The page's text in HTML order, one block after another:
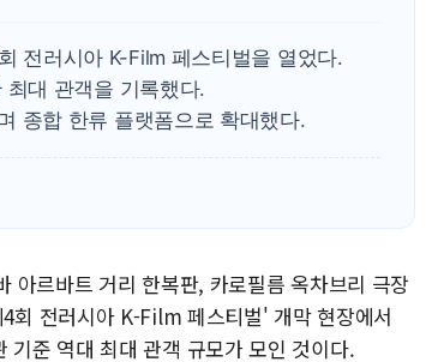
티엠씨, 220억원
전러시아 K-Film 페스티벌을 열었다.
대 관객을 기록했다.
종합 한류 플랫폼으로 확대했다.
아르바트 거리 한복판, 카로필름 옥차브리 극장
회 전러시아 K-Film 페스티벌' 개막 현장에서
기준 역대 최대 관객 규모가 모인 것이다.